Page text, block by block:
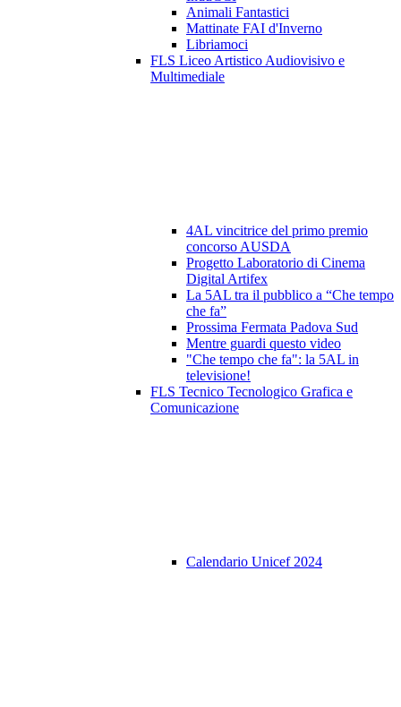
Animali Fantastici
Mattinate FAI d'Inverno
Libriamoci
FLS Liceo Artistico Audiovisivo e
Multimediale
4AL vincitrice del primo premio
concorso AUSDA
Progetto Laboratorio di Cinema
Digital Artifex
La 5AL tra il pubblico a “Che tempo
che fa”
Prossima Fermata Padova Sud
Mentre guardi questo video
"Che tempo che fa": la 5AL in
televisione!
FLS Tecnico Tecnologico Grafica e
Comunicazione
Calendario Unicef 2024